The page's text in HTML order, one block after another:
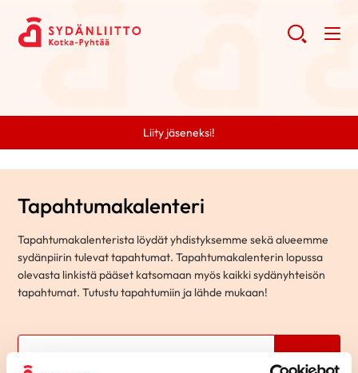
Liity jäseneksi!
Tapahtumakalenteri
Tapahtumakalenterista löydät yhdistyksemme sekä alueemme
sydänpiirin tulevat tapahtumat. Tapahtumakalenterin lopussa
olevasta linkistä pääset katsomaan myös kaikki sydänyhteisön
tapahtumat. Tutustu tapahtumiin ja lähde mukaan!